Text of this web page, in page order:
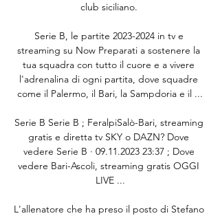
club siciliano.
Serie B, le partite 2023-2024 in tv e
streaming su Now Preparati a sostenere la
tua squadra con tutto il cuore e a vivere
l'adrenalina di ogni partita, dove squadre
come il Palermo, il Bari, la Sampdoria e il ...
Serie B Serie B ; FeralpiSalò-Bari, streaming
gratis e diretta tv SKY o DAZN? Dove
vedere Serie B · 09.11.2023 23:37 ; Dove
vedere Bari-Ascoli, streaming gratis OGGI
LIVE ...
L'allenatore che ha preso il posto di Stefano